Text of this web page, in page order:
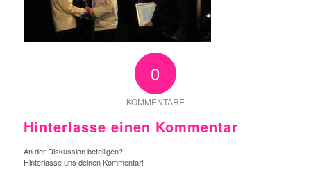
0
KOMMENTARE
Hinterlasse einen Kommentar
An der Diskussion beteiligen?
Hinterlasse uns deinen Kommentar!